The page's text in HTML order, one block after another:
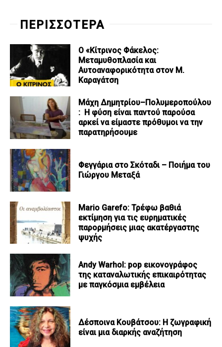
ΠΕΡΙΣΣΟΤΕΡΑ
Ο «Κίτρινος Φάκελος:
Μεταμυθοπλασία και
Αυτοαναφορικότητα στον Μ.
Καραγάτση
Μάχη Δημητρίου–Πολυμεροπούλου
: Η φύση είναι παντού παρούσα
αρκεί να είμαστε πρόθυμοι να την
παρατηρήσουμε
Φεγγάρια στο Σκόταδι – Ποιήμα του
Γιώργου Μεταξά
Mario Garefo: Τρέφω βαθιά
εκτίμηση για τις ευρηματικές
παρορμήσεις μιας ακατέργαστης
ψυχής
Andy Warhol: pop εικονογράφος
της καταναλωτικής επικαιρότητας
με παγκόσμια εμβέλεια
Δέσποινα Κουβάτσου: Η ζωγραφική
είναι μια διαρκής αναζήτηση